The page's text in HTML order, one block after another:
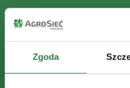
Zgoda